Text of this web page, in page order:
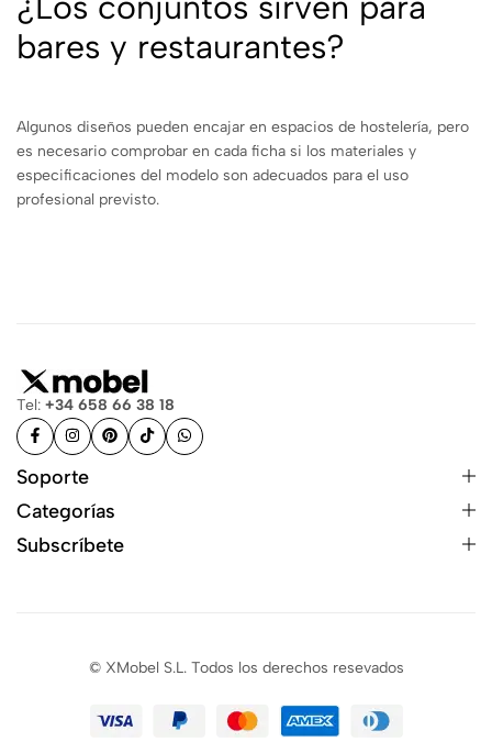
bares y restaurantes?
Algunos diseños pueden encajar en espacios de hostelería, pero
es necesario comprobar en cada ficha si los materiales y
especificaciones del modelo son adecuados para el uso
profesional previsto.
Tel: +34 658 66 38 18
Soporte
Categorías
Subscríbete
© XMobel S.L. Todos los derechos resevados